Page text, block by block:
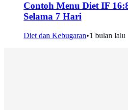
Contoh Menu Diet IF
Selama 7 Hari
Diet dan Kebugaran•1 bulan lalu